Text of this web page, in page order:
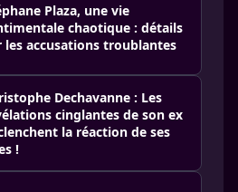
Plaza, une vie
chaotique : détails
les accusations troublantes
Dechavanne : Les
cinglantes de son ex
la réaction de ses
!